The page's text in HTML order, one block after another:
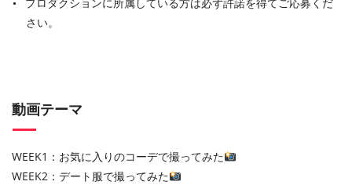
さい。
動画テーマ
WEEK1：お気に入りのコーデで撮ってみた
WEEK2：デート服で撮ってみた